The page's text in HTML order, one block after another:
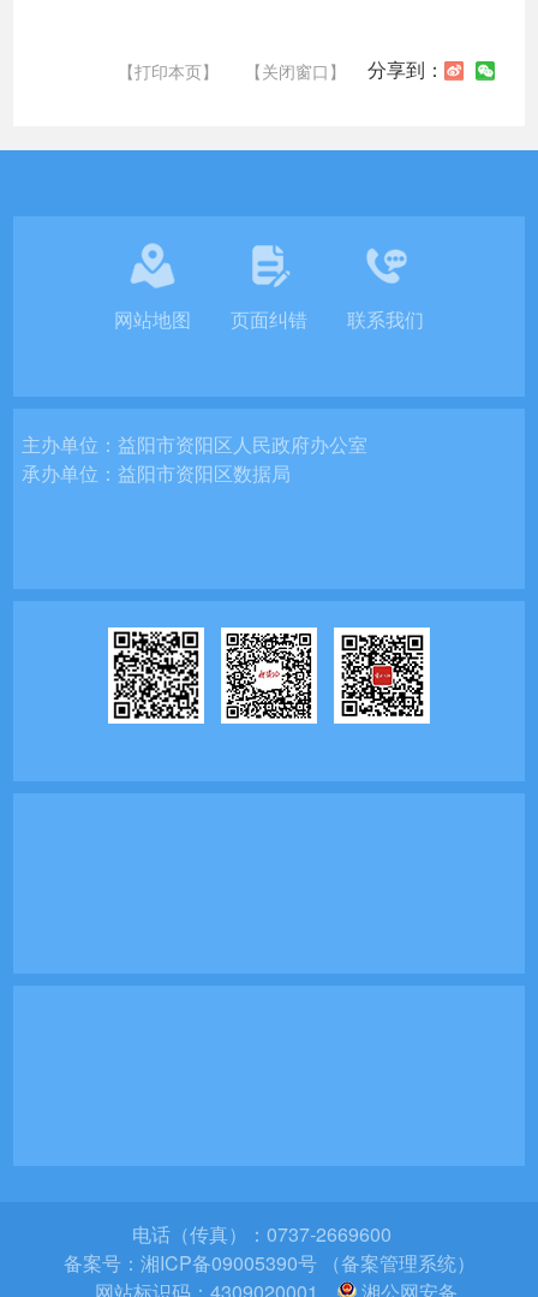
【打印本页】 【关闭窗口】 分享到：
网站地图 页面纠错 联系我们
主办单位：益阳市资阳区人民政府办公室
承办单位：益阳市资阳区数据局
电话（传真）：0737-2669600
备案号： 湘ICP备09005390号 （备案管理系统）